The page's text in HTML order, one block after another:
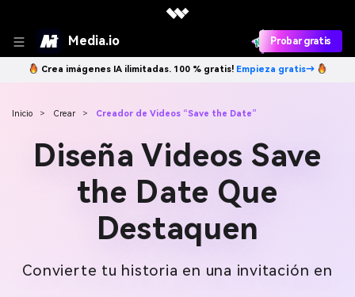
Media.io Probar gratis
Crea imágenes IA ilimitadas. 100 % gratis! Empieza gratis→
Inicio > Crear > Creador de Videos “Save the Date”
Diseña Videos Save
the Date Que
Destaquen
Convierte tu historia en una invitación en